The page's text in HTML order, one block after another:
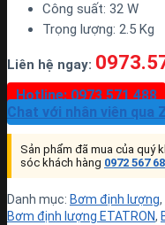
Công suất: 32 W
Trọng lượng: 2.5 Kg
Liên hệ ngay:
Hotline: 0973 571 488
Chat với nhân viên qua
Sản phẩm đã mua của quý
sóc khách hàng 0972 567
Danh mục: Bơm định lượng,
Bơm định lượng ETATRON,